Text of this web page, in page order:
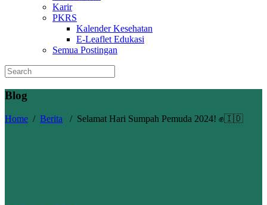
Karir
PKRS
Kalender Kesehatan
E-Leaflet Edukasi
Semua Postingan
Blog
Home / Berita / Selamat Hari Sumpah Pemuda 2024! ✊🇮🇩